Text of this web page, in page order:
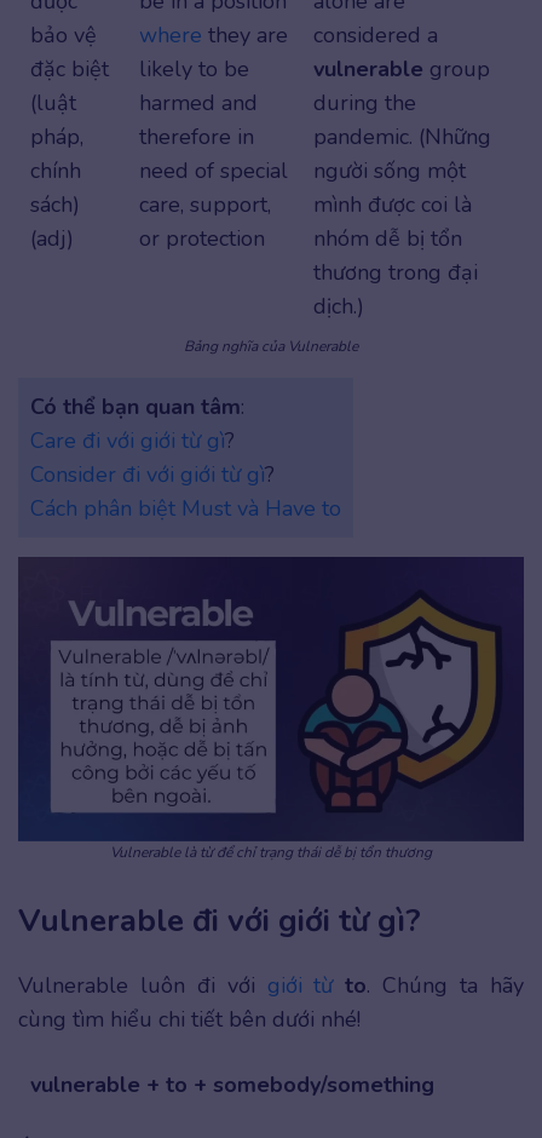
bảo vệ
đặc biệt
(luật
pháp,
chính
sách)
(adj)
where they are
likely to be
harmed and
therefore in
need of special
care, support,
or protection
considered a
vulnerable group
during the
pandemic. (Những
người sống một
mình được coi là
nhóm dễ bị tổn
thương trong đại
dịch.)
Bảng nghĩa của Vulnerable
Có thể bạn quan tâm:
Care đi với giới từ gì?
Consider đi với giới từ gì?
Cách phân biệt Must và Have to
Vulnerable là từ để chỉ trạng thái dễ bị tổn thương
Vulnerable đi với giới từ gì?
Vulnerable luôn đi với giới từ to. Chúng ta hãy
cùng tìm hiểu chi tiết bên dưới nhé!
vulnerable + to + somebody/something